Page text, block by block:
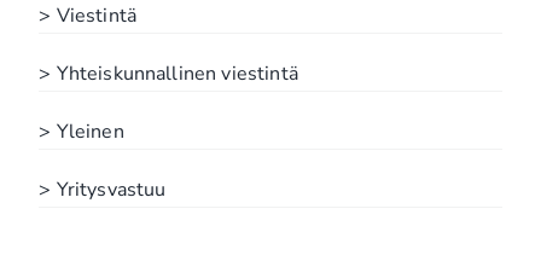
> Viestintä
> Yhteiskunnallinen viestintä
> Yleinen
> Yritysvastuu